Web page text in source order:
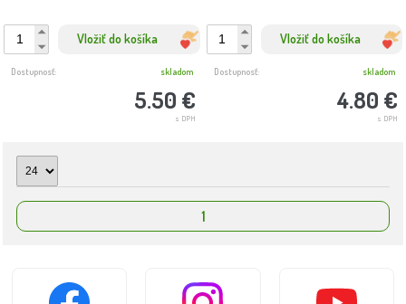
Vložiť do košíka
5.50 €
s DPH
Dostupnosť: skladom
Vložiť do košíka
4.80 €
s DPH
Dostupnosť: skladom
1